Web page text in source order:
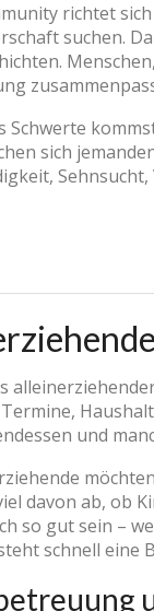
richtet
suchen.
Schwerte
sich
und
davon ab, ob
so gut sein –
schnell eine